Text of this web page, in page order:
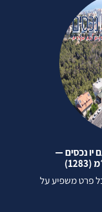
יו נכסים —
פרט משפיע על